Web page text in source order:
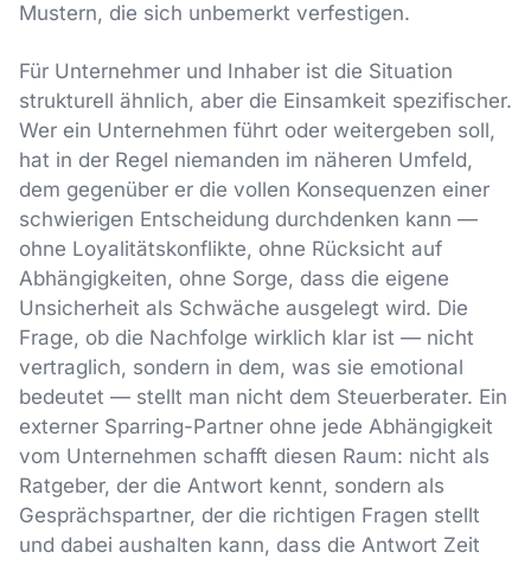
Mustern, die sich unbemerkt verfestigen.
Für Unternehmer und Inhaber ist die Situation
strukturell ähnlich, aber die Einsamkeit spezifischer.
Wer ein Unternehmen führt oder weitergeben soll,
hat in der Regel niemanden im näheren Umfeld,
dem gegenüber er die vollen Konsequenzen einer
schwierigen Entscheidung durchdenken kann —
ohne Loyalitätskonflikte, ohne Rücksicht auf
Abhängigkeiten, ohne Sorge, dass die eigene
Unsicherheit als Schwäche ausgelegt wird. Die
Frage, ob die Nachfolge wirklich klar ist — nicht
vertraglich, sondern in dem, was sie emotional
bedeutet — stellt man nicht dem Steuerberater. Ein
externer Sparring-Partner ohne jede Abhängigkeit
vom Unternehmen schafft diesen Raum: nicht als
Ratgeber, der die Antwort kennt, sondern als
Gesprächspartner, der die richtigen Fragen stellt
und dabei aushalten kann, dass die Antwort Zeit